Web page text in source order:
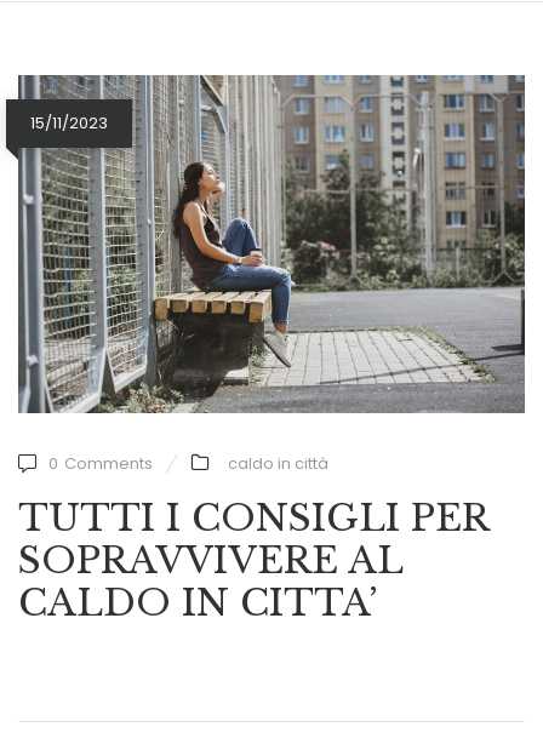
15/11/2023
0 Comments caldo in città
TUTTI I CONSIGLI PER
SOPRAVVIVERE AL
CALDO IN CITTA’